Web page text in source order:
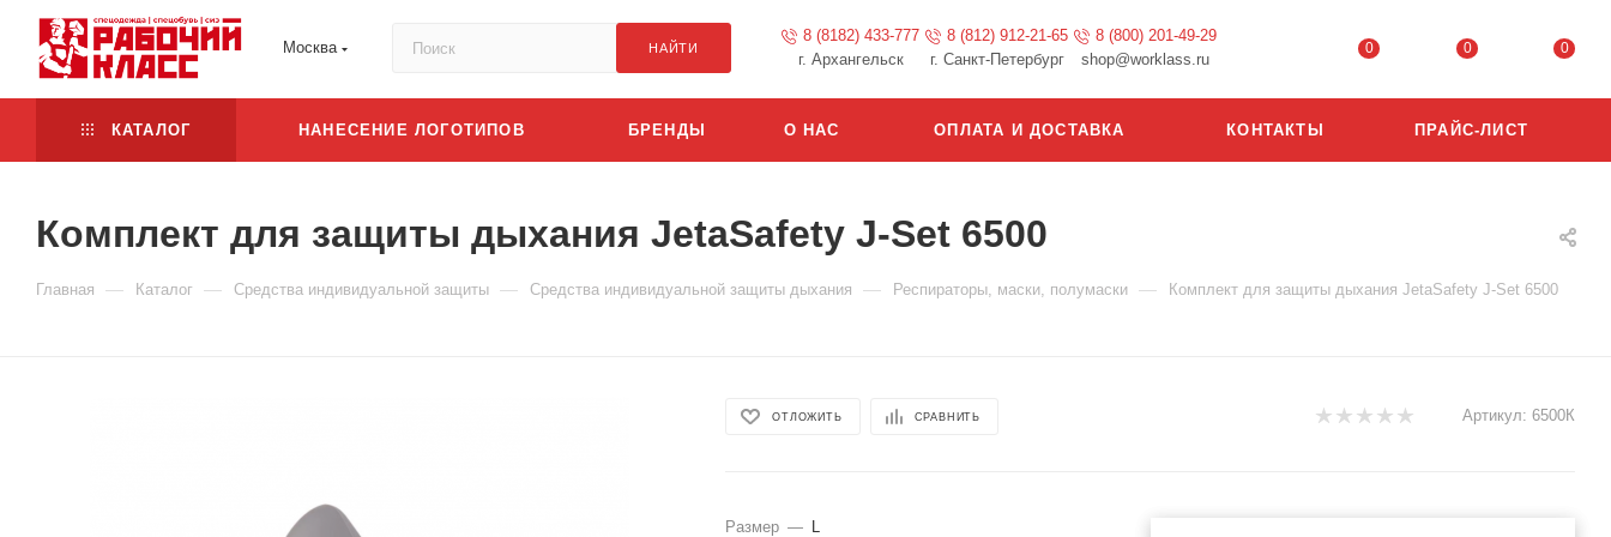
Москва НАЙТИ
8 (8182) 433-777
г. Архангельск
8 (812) 912-21-65
г. Санкт-Петербург
8 (800) 201-49-29
shop@worklass.ru
0 0 0
КАТАЛОГ НАНЕСЕНИЕ ЛОГОТИПОВ БРЕНДЫ О НАС ОПЛАТА И ДОСТАВКА КОНТАКТЫ ПРАЙС-ЛИСТ
Комплект для защиты дыхания JetaSafety J-Set 6500
Главная — Каталог — Средства индивидуальной защиты — Средства индивидуальной защиты дыхания — Респираторы, маски, полумаски — Комплект для защиты дыхания JetaSafety J-Set 6500
ОТЛОЖИТЬ СРАВНИТЬ Артикул: 6500К
Размер — L